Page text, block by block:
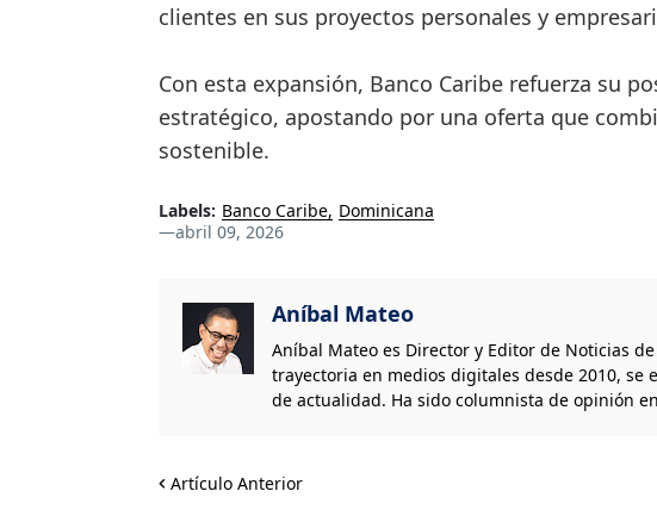
clientes en sus proyectos personales y
Con esta expansión, Banco Caribe refuerza su
estratégico, apostando por una oferta que
sostenible.
Labels: Banco Caribe Dominicana
—abril 09, 2026
Aníbal Mateo
Aníbal Mateo es Director y Editor de Noticias
trayectoria en medios digitales desde 2010, se
de actualidad. Ha sido columnista de opinión
Artículo Anterior